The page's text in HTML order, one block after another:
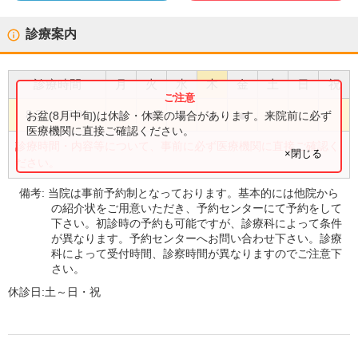
診療案内
診療時間 月 火 水 木 金 土 日 祝
8:30〜 17:00 ● ● ● ● ●
診療時間・内容等について、事前に必ず医療機関に直接ご確認く
お盆(8月中旬)は休診・休業の場合があります。来院前に必ず
医療機関に直接ご確認ください。
×閉じる
備考: 当院は事前予約制となっております。基本的には他院から
の紹介状をご用意いただき、予約センターにて予約をして
下さい。初診時の予約も可能ですが、診療科によって条件
が異なります。予約センターへお問い合わせ下さい。診療
科によって受付時間、診察時間が異なりますのでご注意下
さい。
休診日:土～日・祝